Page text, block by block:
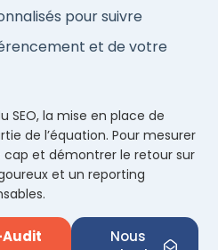
pour suivre
et de votre
SEO, la mise en place de
de l’équation. Pour mesurer
et démontrer le retour sur
et un reporting
Audit
Nous